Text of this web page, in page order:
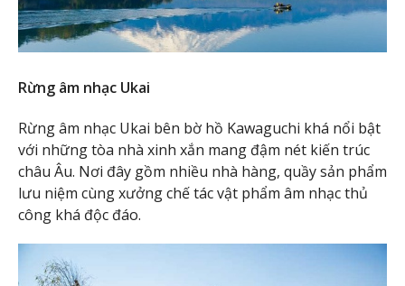
Rừng âm nhạc Ukai
Rừng âm nhạc Ukai bên bờ hồ Kawaguchi khá nổi bật
với những tòa nhà xinh xắn mang đậm nét kiến trúc
châu Âu. Nơi đây gồm nhiều nhà hàng, quầy sản phẩm
lưu niệm cùng xưởng chế tác vật phẩm âm nhạc thủ
công khá độc đáo.